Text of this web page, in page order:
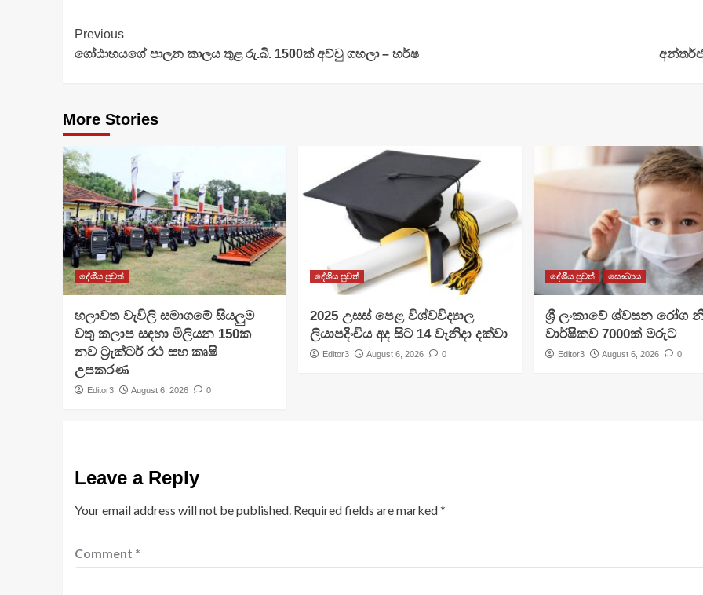
Continue
Reading
Previous
ගෝඨාභයගේ පාලන කාලය තුළ රු.බි. 1500ක් අච්චු ගහලා – හර්ෂ
More Stories
දේශීය පුවත්
හලාවත වැවිලි සමාගමේ සියලුම
වතු කලාප සඳහා මිලියන 150ක
නව ට්‍රැක්ටර් රථ සහ කෘෂි
උපකරණ
Editor3 August 6, 2026 0
දේශීය පුවත්
​2025 උසස් පෙළ විශ්වවිද්‍යාල
ලියාපදිංචිය අද සිට 14 වැනිදා දක්වා
Editor3 August 6, 2026 0
දේශීය පුවත් සෞඛ්‍යය
ශ්‍රී ලංකාවේ ශ්වසන රෝග
වාර්ෂිකව 7000ක් මරුට
Editor3 August 6, 2026 0
Leave a Reply
Your email address will not be published. Required fields are marked*
Comment *